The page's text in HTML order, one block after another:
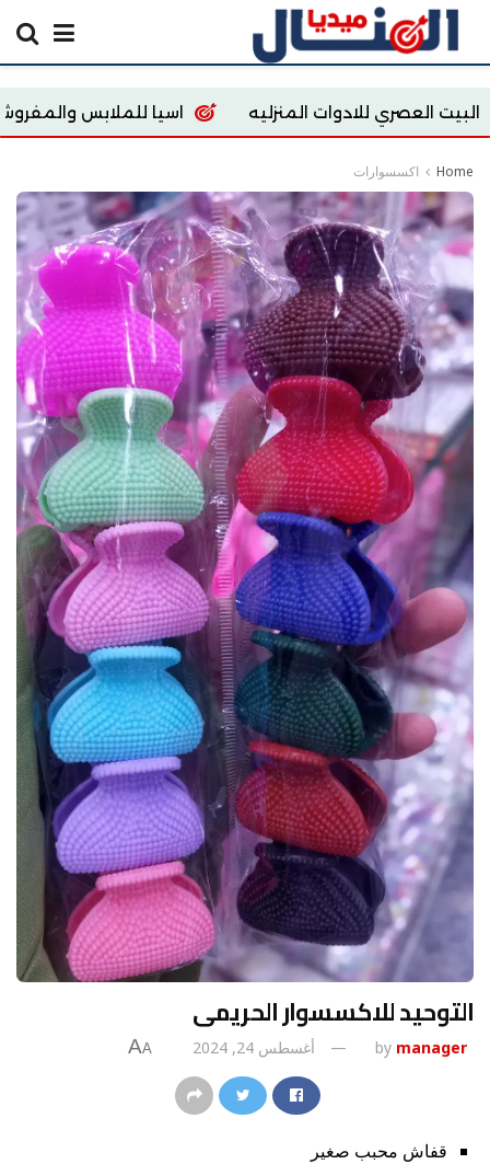
المنزليه اسيا للملابس والمفروشات store
Home اكسسوارات
التوحيد للاكسسوار الحريمى
by manager أغسطس 24, 2024 A
A
قفاش محبب صغير